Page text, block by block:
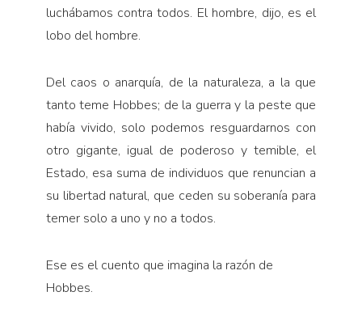
luchábamos contra todos. El hombre, dijo, es el
lobo del hombre.
Del caos o anarquía, de la naturaleza, a la que
tanto teme Hobbes; de la guerra y la peste que
había vivido, solo podemos resguardarnos con
otro gigante, igual de poderoso y temible, el
Estado, esa suma de individuos que renuncian a
su libertad natural, que ceden su soberanía para
temer solo a uno y no a todos.
Ese es el cuento que imagina la razón de
Hobbes.